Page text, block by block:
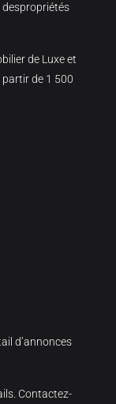
despropriétés
de Luxe et
partir de 1 500
d’annonces
Contactez-